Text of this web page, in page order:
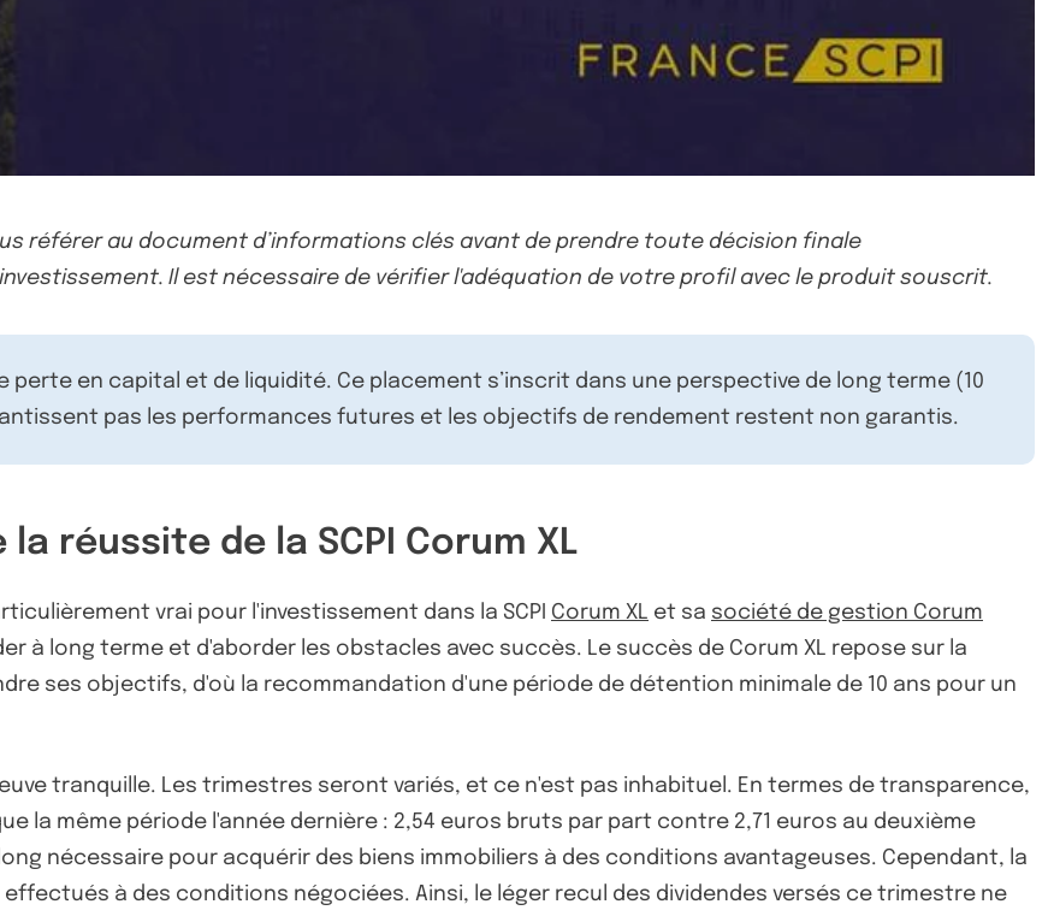
référer au document d’informations clés avant de prendre toute décision finale
Il est nécessaire de vérifier l'adéquation de votre profil avec le produit souscrit.
perte en capital et de liquidité. Ce placement s’inscrit dans une perspective de long terme (10
pas les performances futures et les objectifs de rendement restent non garantis.
réussite de la SCPI Corum XL
vrai pour l'investissement dans la SCPI Corum XL et sa société de gestion Corum
à long terme et d'aborder les obstacles avec succès. Le succès de Corum XL repose sur la
ses objectifs, d'où la recommandation d'une période de détention minimale de 10 ans pour un
tranquille. Les trimestres seront variés, et ce n'est pas inhabituel. En termes de transparence,
la même période l'année dernière : 2,54 euros bruts par part contre 2,71 euros au deuxième
nécessaire pour acquérir des biens immobiliers à des conditions avantageuses. Cependant, la
à des conditions négociées. Ainsi, le léger recul des dividendes versés ce trimestre ne